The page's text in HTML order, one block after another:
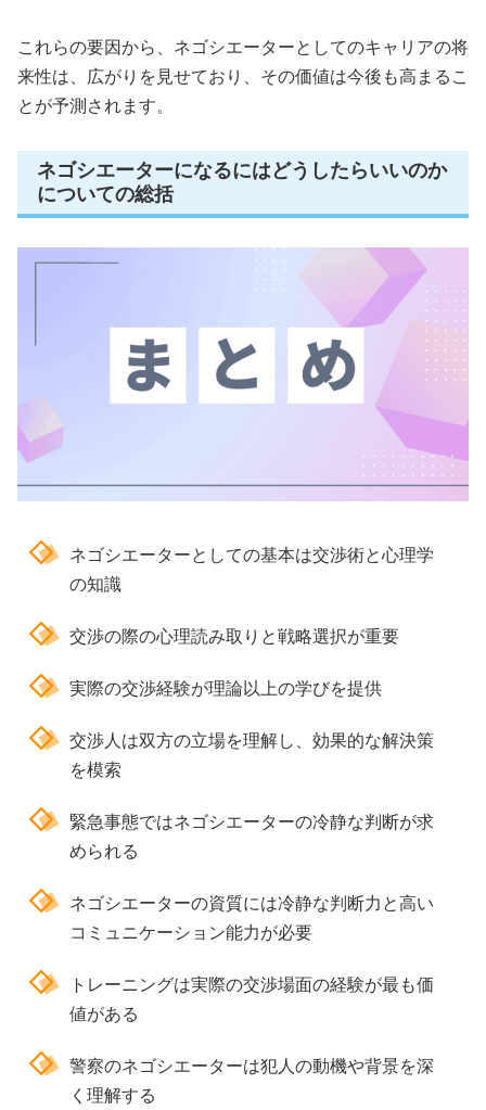
これらの要因から、ネゴシエーターとしてのキャリアの将
来性は、広がりを見せており、その価値は今後も高まるこ
とが予測されます。
ネゴシエーターになるにはどうしたらいいのか
についての総括
ネゴシエーターとしての基本は交渉術と心理学
の知識
交渉の際の心理読み取りと戦略選択が重要
実際の交渉経験が理論以上の学びを提供
交渉人は双方の立場を理解し、効果的な解決策
を模索
緊急事態ではネゴシエーターの冷静な判断が求
められる
ネゴシエーターの資質には冷静な判断力と高い
コミュニケーション能力が必要
トレーニングは実際の交渉場面の経験が最も価
値がある
警察のネゴシエーターは犯人の動機や背景を深
く理解する